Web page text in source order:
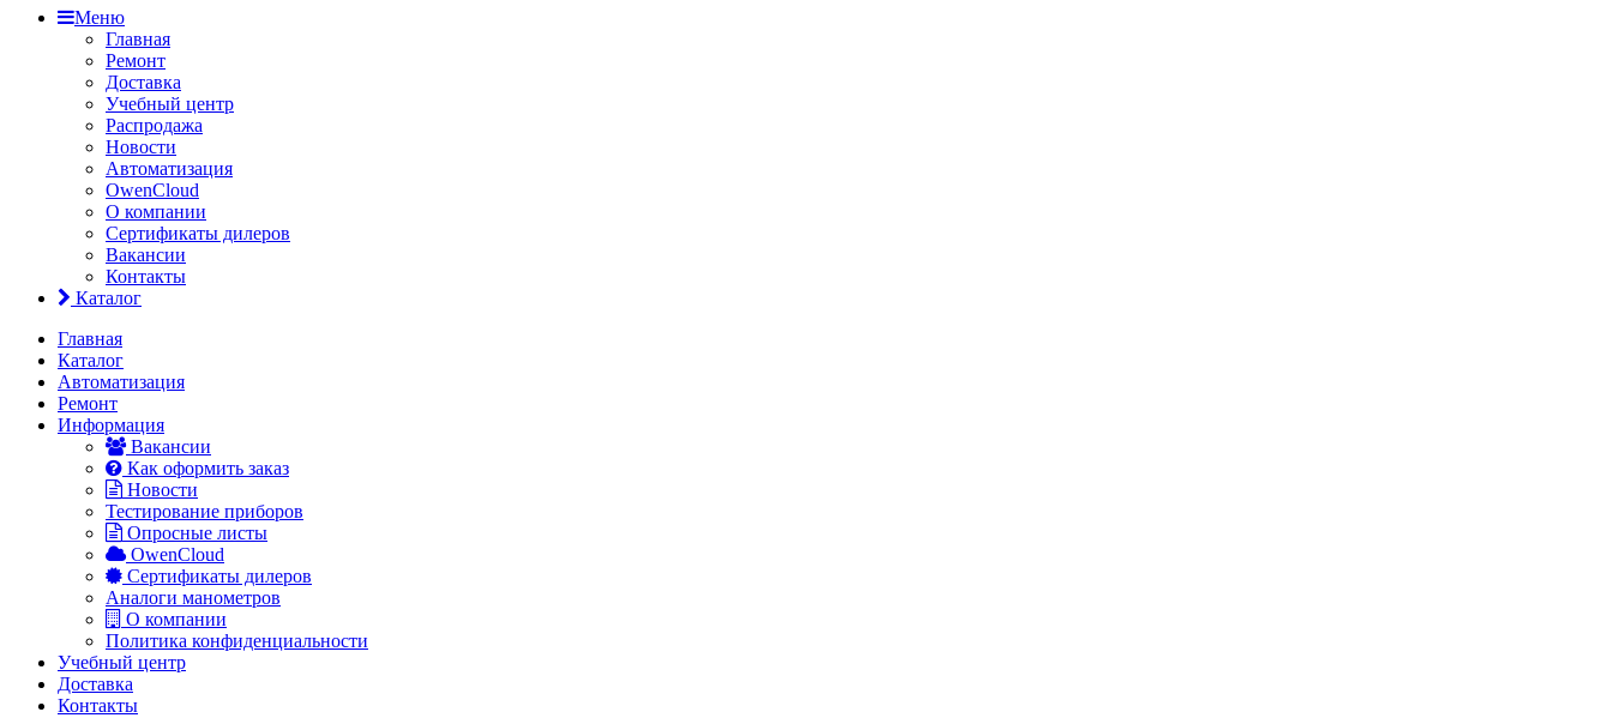
Меню
Главная
Ремонт
Доставка
Учебный центр
Распродажа
Новости
Автоматизация
OwenCloud
О компании
Сертификаты дилеров
Вакансии
Контакты
Каталог
Главная
Каталог
Автоматизация
Ремонт
Информация
Вакансии
Как оформить заказ
Новости
Тестирование приборов
Опросные листы
OwenCloud
Сертификаты дилеров
Аналоги манометров
О компании
Политика конфиденциальности
Учебный центр
Доставка
Контакты